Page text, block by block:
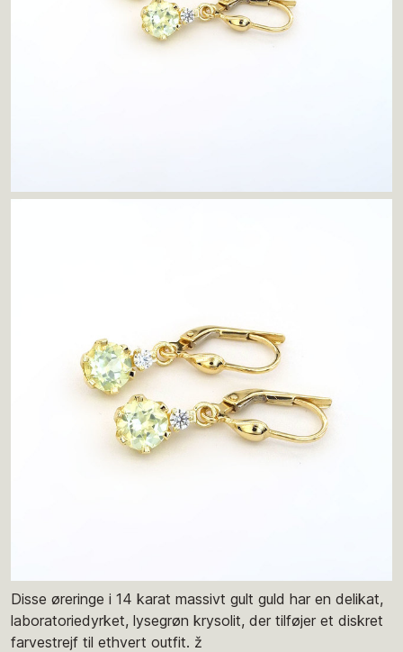
Disse øreringe i 14 karat massivt gult guld har en delikat,
laboratoriedyrket, lysegrøn krysolit, der tilføjer et diskret
farvestrejf til ethvert outfit. ž